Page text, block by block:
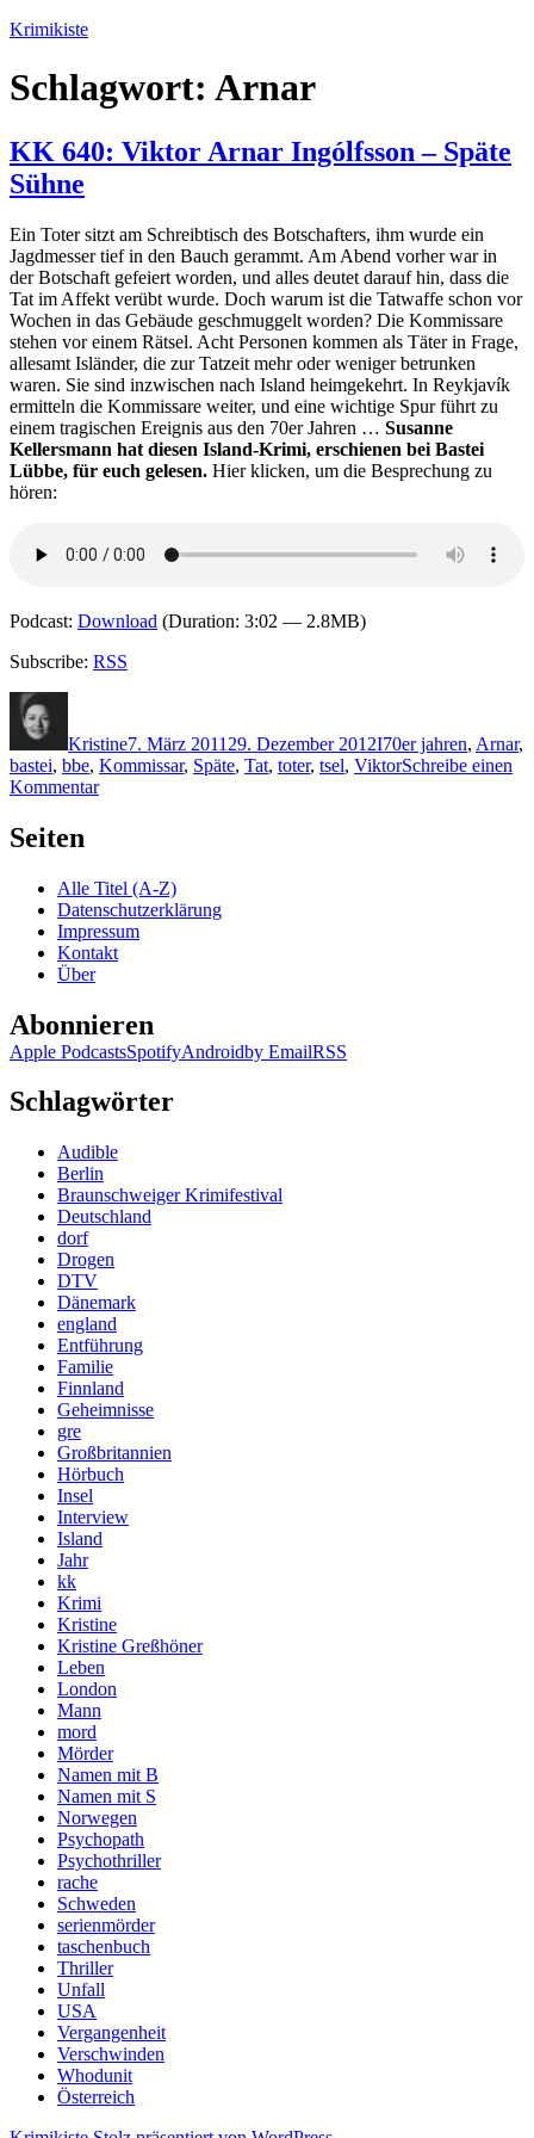
Zum
springen
Krimikiste
Schlagwort: Arnar
KK 640: Viktor Arnar Ingólfsson – Späte
Sühne
Ein Toter sitzt am Schreibtisch des Botschafters, ihm wurde ein
Jagdmesser tief in den Bauch gerammt. Am Abend vorher war in
der Botschaft gefeiert worden, und alles deutet darauf hin, dass die
Tat im Affekt verübt wurde. Doch warum ist die Tatwaffe schon vor
Wochen in das Gebäude geschmuggelt worden? Die Kommissare
stehen vor einem Rätsel. Acht Personen kommen als Täter in Frage,
allesamt Isländer, die zur Tatzeit mehr oder weniger betrunken
waren. Sie sind inzwischen nach Island heimgekehrt. In Reykjavík
ermitteln die Kommissare weiter, und eine wichtige Spur führt zu
einem tragischen Ereignis aus den 70er Jahren … Susanne
Kellersmann hat diesen Island-Krimi, erschienen bei Bastei
Lübbe, für euch gelesen. Hier klicken, um die Besprechung zu
hören:
Podcast: Download (Duration: 3:02 — 2.8MB)
Subscribe: RSS
Kristine7. März 2011 29. Dezember 2012I70er jahren, Arnar,
bastei, bbe, Kommissar, Späte, Tat, toter, tsel, ViktorSchreibe einen
Kommentarzu
Ingólfsson
–
Späte
Sühne
Seiten
Alle Titel (A-Z)
Datenschutzerklärung
Impressum
Kontakt
Über
Abonnieren
Apple PodcastsSpotifyAndroidby EmailRSS
Schlagwörter
Audible
Berlin
Braunschweiger Krimifestival
Deutschland
dorf
Drogen
DTV
Dänemark
england
Entführung
Familie
Finnland
Geheimnisse
gre
Großbritannien
Hörbuch
Insel
Interview
Island
Jahr
kk
Krimi
Kristine
Kristine Greßhöner
Leben
London
Mann
mord
Mörder
Namen mit B
Namen mit S
Norwegen
Psychopath
Psychothriller
rache
Schweden
serienmörder
taschenbuch
Thriller
Unfall
USA
Vergangenheit
Verschwinden
Whodunit
Österreich